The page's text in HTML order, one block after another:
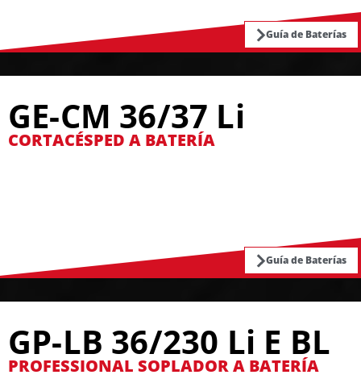
Guía de Baterías
GE-CM 36/37 Li
CORTACÉSPED A BATERÍA
Guía de Baterías
GP-LB 36/230 Li E BL
PROFESSIONAL SOPLADOR A BATERÍA